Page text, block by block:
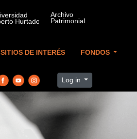
SITIOS DE INTERÉS FONDOS
Log in